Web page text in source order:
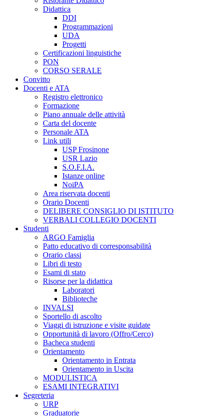
Didattica
DDI
Programmazioni
UDA
Progetti
Certificazioni linguistiche
PON
CORSO SERALE
Convitto
Docenti e ATA
Registro elettronico
Formazione
Piano annuale delle attività
Carta del docente
Personale ATA
Link utili
USP Frosinone
USR Lazio
S.O.F.I.A.
Istanze online
NoiPA
Area riservata docenti
Orario Docenti
DELIBERE CONSIGLIO DI ISTITUTO
VERBALI COLLEGIO DOCENTI
Studenti
ARGO Famiglia
Patto educativo di corresponsabilità
Orario classi
Libri di testo
Esami di stato
Risorse per la didattica
Laboratori
Biblioteche
INVALSI
Sportello di ascolto
Viaggi di istruzione e visite guidate
Opportunità di lavoro (Offro/Cerco)
Bacheca studenti
Orientamento
Orientamento in Entrata
Orientamento in Uscita
MODULISTICA
ESAMI INTEGRATIVI
Segreteria
URP
Graduatorie